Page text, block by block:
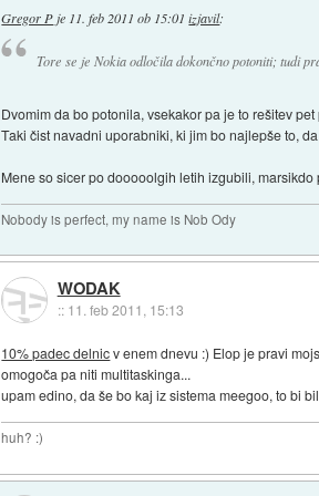
Gregor P je 11. feb 2011 ob 15:01 izjavil:
Tore se je Nokia odločila dokončno potoniti; tudi
Dvomim da bo potonila, vsekakor pa je to rešitev
Taki čist navadni uporabniki, ki jim bo najlepše to,
Mene so sicer po dooooolgih letih izgubili, marsikdo
Nobody is perfect, my name is Nob Ody
WODAK
:: 11. feb 2011, 15:13
10% padec delnicv enem dnevu :) Elop je pravi
omogoča pa niti multitaskinga...
upam edino, da še bo kaj iz sistema meegoo, to bi
huh? :)